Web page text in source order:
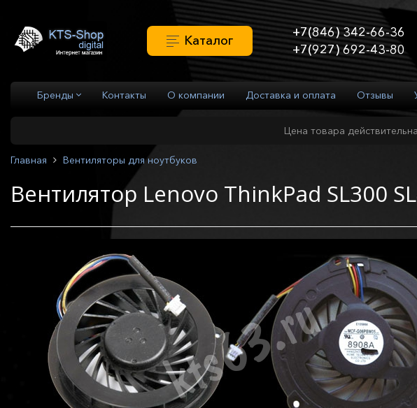
Каталог
+7(846) 342-66-36
+7(927) 692-43-80
Бренды Контакты О компании Доставка и оплата Отзывы
Цена товара
Главная Вентиляторы для ноутбуков
Вентилятор Lenovo ThinkPad SL300